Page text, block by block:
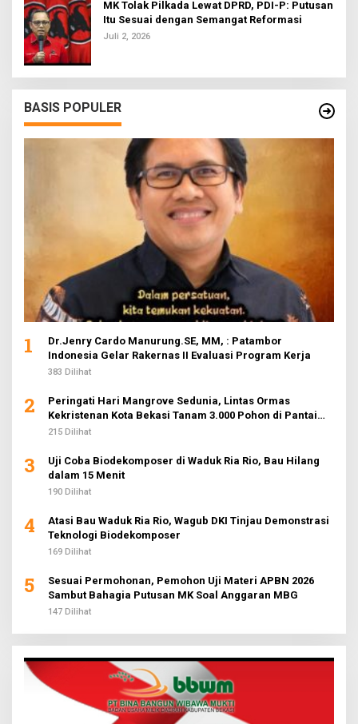
MK Tolak Pilkada Lewat DPRD, PDI-P: Putusan
Itu Sesuai dengan Semangat Reformasi
Juli 2, 2026
BASIS POPULER
1
Dr.Jenry Cardo Manurung.SE, MM, : Patambor
Indonesia Gelar Rakernas II Evaluasi Program Kerja
383 Dilihat
2
Peringati Hari Mangrove Sedunia, Lintas Ormas
Kekristenan Kota Bekasi Tanam 3.000 Pohon di Pantai
Sederhana
215 Dilihat
3
Uji Coba Biodekomposer di Waduk Ria Rio, Bau Hilang
dalam 15 Menit
190 Dilihat
4
Atasi Bau Waduk Ria Rio, Wagub DKI Tinjau Demonstrasi
Teknologi Biodekomposer
169 Dilihat
5
Sesuai Permohonan, Pemohon Uji Materi APBN 2026
Sambut Bahagia Putusan MK Soal Anggaran MBG
147 Dilihat